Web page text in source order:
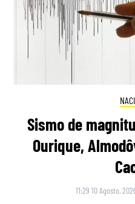
Sismo de
Ourique,
11:29 10 Agosto,